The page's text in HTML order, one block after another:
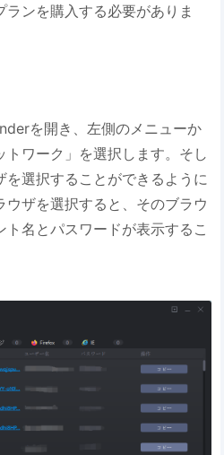
ンを購入する必要がありま
を開き、左側のメニューか
トワーク」を選択します。そし
を選択することができるように
ザを選択すると、そのブラウ
名とパスワードが表示するこ